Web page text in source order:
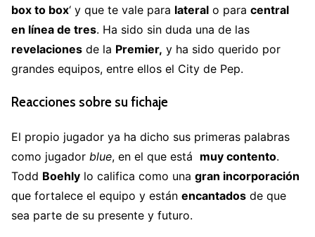
box to box‘ y que te vale para lateral o para central
en línea de tres. Ha sido sin duda una de las
revelaciones de la Premier, y ha sido querido por
grandes equipos, entre ellos el City de Pep.
Reacciones sobre su fichaje
El propio jugador ya ha dicho sus primeras palabras
como jugador blue, en el que está muy contento.
Todd Boehly lo califica como una gran incorporación
que fortalece el equipo y están encantados de que
sea parte de su presente y futuro.